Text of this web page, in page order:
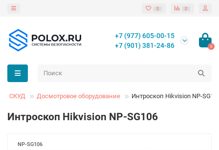
0 0
+7 (977) 605-00-15
+7 (901) 381-24-86
0
СКУД Досмотровое оборудование Интроскоп Hikvision NP-
Интроскоп Hikvision NP-SG106
NP-SG106